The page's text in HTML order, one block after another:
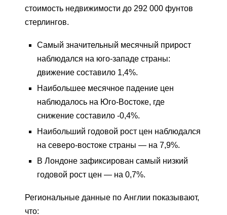
стоимость недвижимости до 292 000 фунтов
стерлингов.
Самый значительный месячный прирост
наблюдался на юго-западе страны:
движение составило 1,4%.
Наибольшее месячное падение цен
наблюдалось на Юго-Востоке, где
снижение составило -0,4%.
Наибольший годовой рост цен наблюдался
на северо-востоке страны — на 7,9%.
В Лондоне зафиксирован самый низкий
годовой рост цен — на 0,7%.
Региональные данные по Англии показывают,
что: